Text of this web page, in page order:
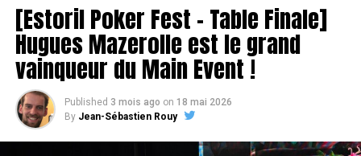
[Estoril Poker Fest – Table Finale]
Hugues Mazerolle est le grand
vainqueur du Main Event !
Published 3 mois ago on 18 mai 2026
By Jean-Sébastien Rouy